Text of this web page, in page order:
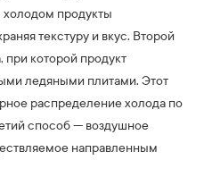
холодом продукты
текстуру и вкус. Второй
при которой продукт
ледяными плитами. Этот
распределение холода по
способ — воздушное
направленным